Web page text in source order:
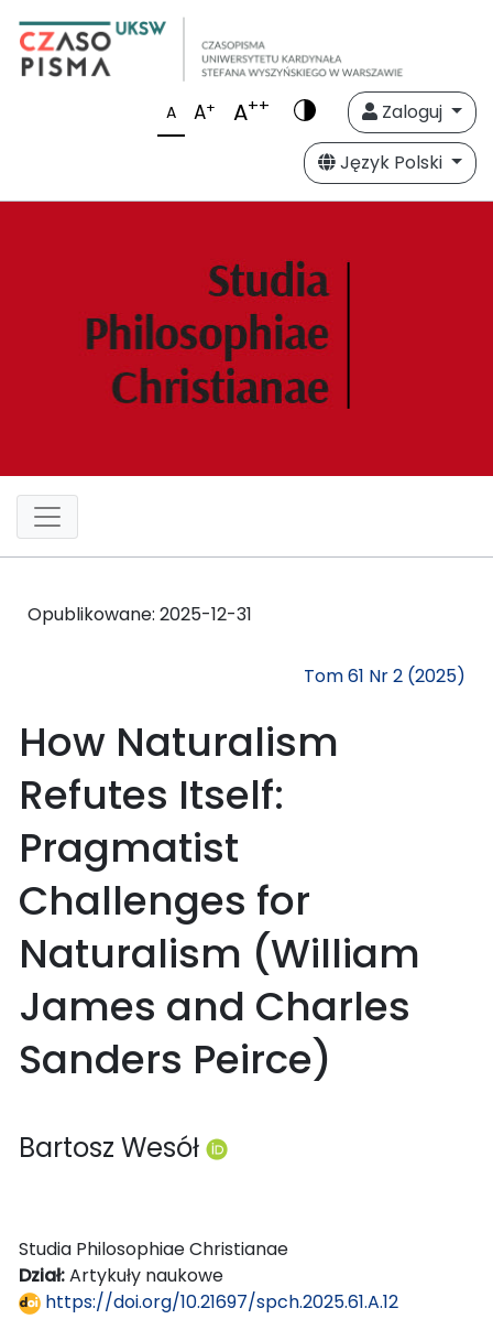
A A+ A++
Zaloguj
Język Polski
Opublikowane: 2025-12-31
Tom 61 Nr 2 (2025)
How Naturalism
Refutes Itself:
Pragmatist
Challenges for
Naturalism (William
James and Charles
Sanders Peirce)
Bartosz Wesół
Studia Philosophiae Christianae
Dział:Artykuły naukowe
https://doi.org/10.21697/spch.2025.61.A.12